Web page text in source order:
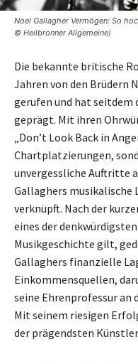
Noel Gallagher Vermögen: So
© Heilbronner Allgemeine)
Die bekannte britische
Jahren von den Brüdern
gerufen und hat seitdem
geprägt. Mit ihren
„Don’t Look Back in
Chartplatzierungen,
unvergessliche Auftritte
Gallaghers musikalische
verknüpft. Nach der
eines der
Musikgeschichte gilt,
Gallaghers finanzielle
Einkommensquellen,
seine Ehrenprofessur an
Mit seinem riesigen
der prägendsten